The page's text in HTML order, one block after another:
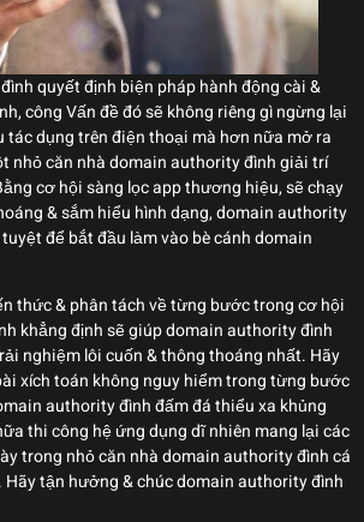
quyết định biện pháp hành động cài &
công Vấn đề đó sẽ không riêng gì ngừng lại
tác dụng trên điện thoại mà hơn nữa mở ra
nhỏ căn nhà domain authority đình giải trí
cơ hội sàng lọc app thương hiệu, sẽ chạy
& sắm hiểu hình dạng, domain authority
để bắt đầu làm vào bè cánh domain
thức & phân tách về từng bước trong cơ hội
khẳng định sẽ giúp domain authority đình
nghiệm lôi cuốn & thông thoáng nhất. Hãy
xích toán không nguy hiểm trong từng bước
authority đình đấm đá thiểu xa khủng
thi công hệ ứng dụng dĩ nhiên mang lại các
trong nhỏ căn nhà domain authority đình cá
tận hưởng & chúc domain authority đình